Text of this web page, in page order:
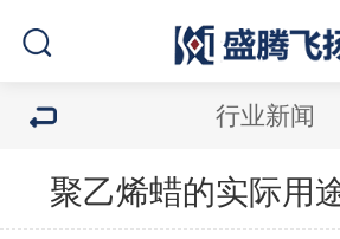
行业新闻
聚乙烯蜡的实际用